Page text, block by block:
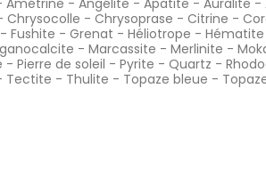
Chrysocolle - Chrysoprase - Citrine -
- Fushite - Grenat - Héliotrope - Hématite
- Marcassite - Merlinite -
- Pierre de soleil - Pyrite - Quartz -
Tectite - Thulite - Topaze bleue -